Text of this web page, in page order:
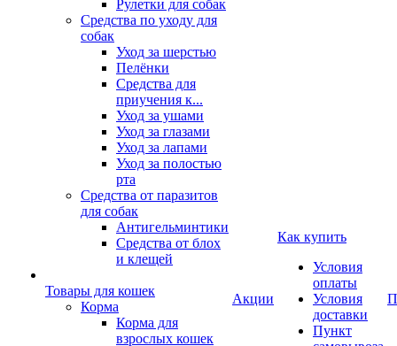
Рулетки для собак
Средства по уходу для
собак
Уход за шерстью
Пелёнки
Средства для
приучения к...
Уход за ушами
Уход за глазами
Уход за лапами
Уход за полостью
рта
Средства от паразитов
для собак
Антигельминтики
Средства от блох
и клещей
Товары для кошек
Корма
Корма для
взрослых кошек
Акции
Как купить
Условия
оплаты
Условия
доставки
Пункт